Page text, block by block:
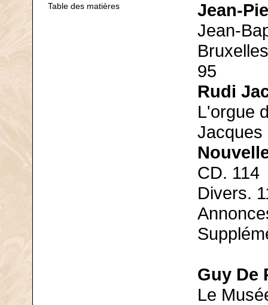
Table des matières
Jean-
Jean-
95
Rudi
L'orgue
Jacques
CD. 114
Divers.
Guy De
Le